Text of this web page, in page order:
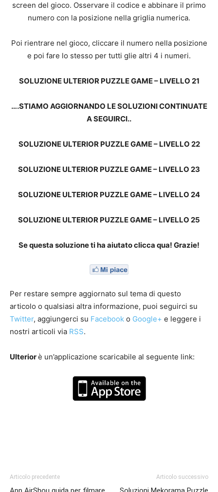
screen del gioco. Osservare il codice e abbinare il primo
numero con la posizione nella griglia numerica.
Poi rientrare nel gioco, cliccare il numero nella posizione
e poi fare lo stesso per tutti glie altri 4 i numeri.
SOLUZIONE ULTERIOR PUZZLE GAME – LIVELLO 21
….STIAMO AGGIORNANDO LE SOLUZIONI CONTINUATE
A SEGUIRCI..
SOLUZIONE ULTERIOR PUZZLE GAME – LIVELLO 22
SOLUZIONE ULTERIOR PUZZLE GAME – LIVELLO 23
SOLUZIONE ULTERIOR PUZZLE GAME – LIVELLO 24
SOLUZIONE ULTERIOR PUZZLE GAME – LIVELLO 25
Se questa soluzione ti ha aiutato clicca qua! Grazie!
Per restare sempre aggiornato sul tema di questo
articolo o qualsiasi altra informazione, puoi seguirci su
Twitter, aggiungerci su Facebook o Google+ e leggere i
nostri articoli via RSS.
Ulteriorè un’applicazione scaricabile al seguente link:
Articolo precedente Articolo successivo